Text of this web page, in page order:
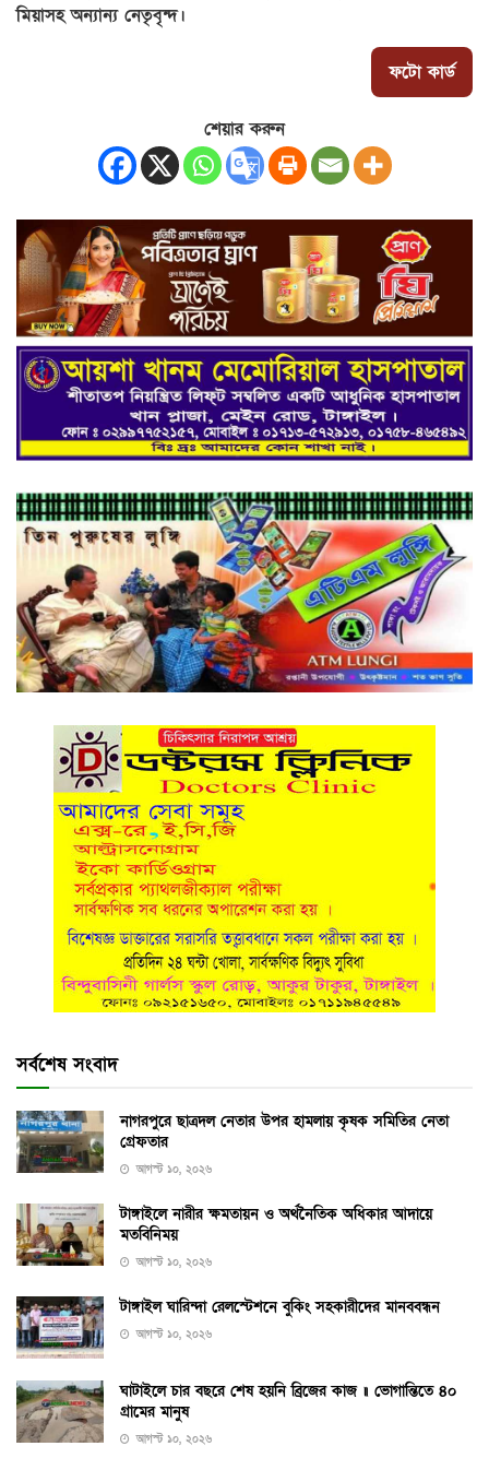
মিয়াসহ অন্যান্য নেতৃবৃন্দ।
ফটো কার্ড
শেয়ার করুন
সর্বশেষ সংবাদ
নাগরপুরে ছাত্রদল নেতার উপর হামলায় কৃষক সমিতির নেতা
গ্রেফতার
আগস্ট ১০, ২০২৬
টাঙ্গাইলে নারীর ক্ষমতায়ন ও অর্থনৈতিক অধিকার আদায়ে
মতবিনিময়
আগস্ট ১০, ২০২৬
টাঙ্গাইল ঘারিন্দা রেলস্টেশনে বুকিং সহকারীদের মানববন্ধন
আগস্ট ১০, ২০২৬
ঘাটাইলে চার বছরে শেষ হয়নি ব্রিজের কাজ ॥ ভোগান্তিতে ৪০
গ্রামের মানুষ
আগস্ট ১০, ২০২৬